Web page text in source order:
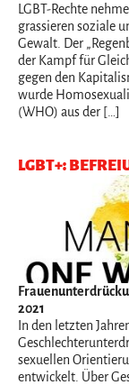
LGBT-Rechte
grassieren soziale
Gewalt. Der
der Kampf für
gegen den
wurde
(WHO) aus der […]
LGBT+:
2021
In den letzten
sexuellen
entwickelt. Über